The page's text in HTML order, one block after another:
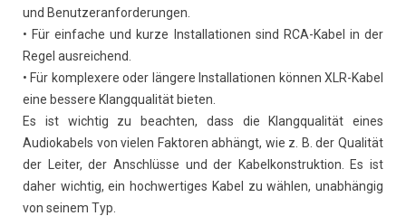
und Benutzeranforderungen.
• Für einfache und kurze Installationen sind RCA-Kabel in der
Regel ausreichend.
• Für komplexere oder längere Installationen können XLR-Kabel
eine bessere Klangqualität bieten.
Es ist wichtig zu beachten, dass die Klangqualität eines
Audiokabels von vielen Faktoren abhängt, wie z. B. der Qualität
der Leiter, der Anschlüsse und der Kabelkonstruktion. Es ist
daher wichtig, ein hochwertiges Kabel zu wählen, unabhängig
von seinem Typ.